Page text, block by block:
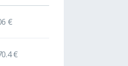
€
€